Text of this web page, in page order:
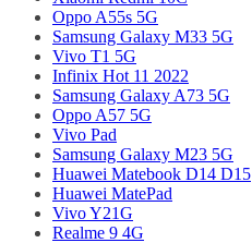
Oppo A55s 5G
Samsung Galaxy M33 5G
Vivo T1 5G
Infinix Hot 11 2022
Samsung Galaxy A73 5G
Oppo A57 5G
Vivo Pad
Samsung Galaxy M23 5G
Huawei Matebook D14 D15
Huawei MatePad
Vivo Y21G
Realme 9 4G